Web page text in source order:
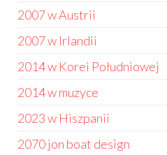
2007 w Austrii
2007 w Irlandii
2014 w Korei Południowej
2014 w muzyce
2023 w Hiszpanii
2070 jon boat design